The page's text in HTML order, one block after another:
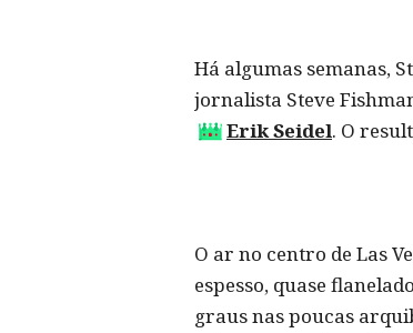
Há algumas semanas,
jornalista Steve
Erik Seidel. O
O ar no centro de Las
espesso, quase
graus nas poucas